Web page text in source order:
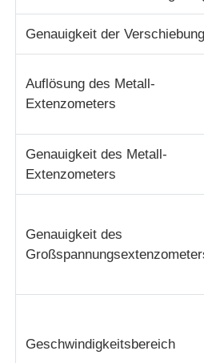
Temperatur und
Härteprüfvorrichtung
Genauigkeit der Verschiebung
Auflösung des Metall-
Extenzometers
Genauigkeit des Metall-
Extenzometers
Genauigkeit des
Geschwindigkeitsbereich